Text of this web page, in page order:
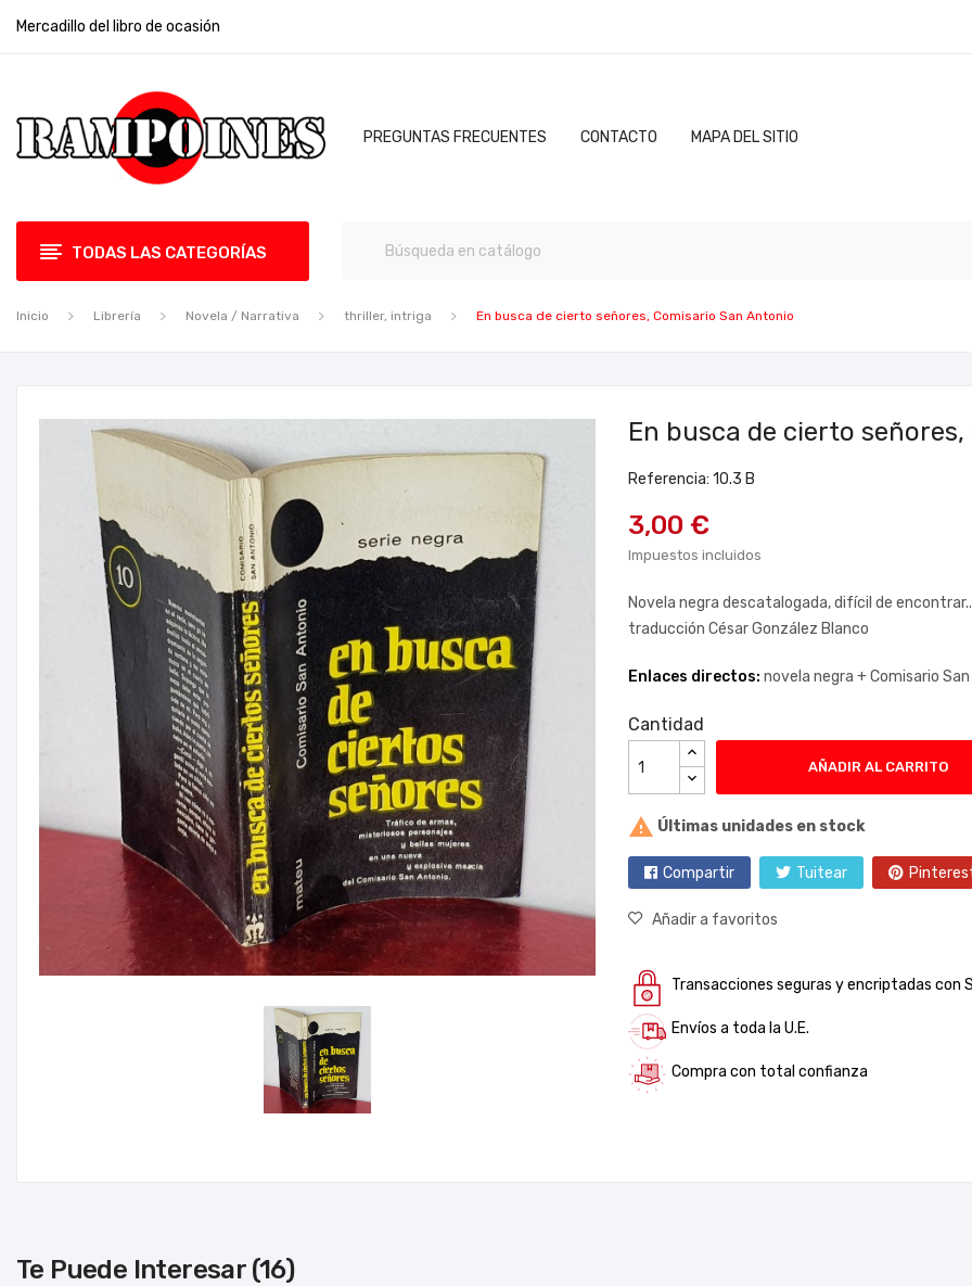
Mercadillo del libro de ocasión
PREGUNTAS FRECUENTES CONTACTO MAPA DEL SITIO
TODAS LAS CATEGORÍAS
Inicio Librería Novela / Narrativa thriller, intriga En busca de cierto señores, Comisario San Antonio
En busca de cierto
Referencia: 10.3 B
3,00 €
Impuestos incluidos
Novela negra descatalogada, difícil de
traducción César González Blanco
Enlaces directos: novela negra +Comisario
Cantidad
AÑADIR AL CARRITO
 Últimas unidades en stock
Compartir Tuitear
Añadir a favoritos
Transacciones seguras y encriptadas con
Envíos a toda la U.E.
Compra con total confianza
Te Puede Interesar (16)